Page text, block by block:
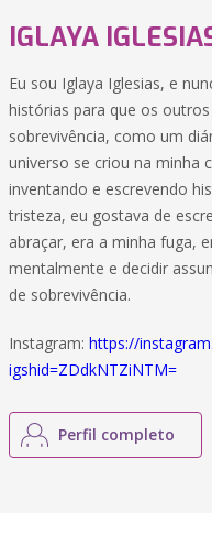
IGLAYA
Eu sou Iglaya Iglesias, e
histórias para que os
sobrevivência, como um
universo se criou na minha
inventando e escrevendo
tristeza, eu gostava de
abraçar, era a minha fuga,
mentalmente e decidir
de sobrevivência.
Instagram: https://
igshid=ZDdkNTZiNTM=
Perfil completo